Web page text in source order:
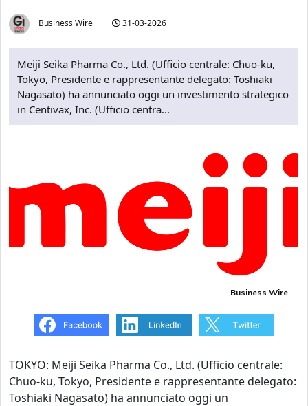
Business Wire 31-03-2026
Meiji Seika Pharma Co., Ltd. (Ufficio centrale: Chuo-ku,
Tokyo, Presidente e rappresentante delegato: Toshiaki
Nagasato) ha annunciato oggi un investimento strategico
in Centivax, Inc. (Ufficio centra...
Business Wire
TOKYO: Meiji Seika Pharma Co., Ltd. (Ufficio centrale:
Chuo-ku, Tokyo, Presidente e rappresentante delegato:
Toshiaki Nagasato) ha annunciato oggi un